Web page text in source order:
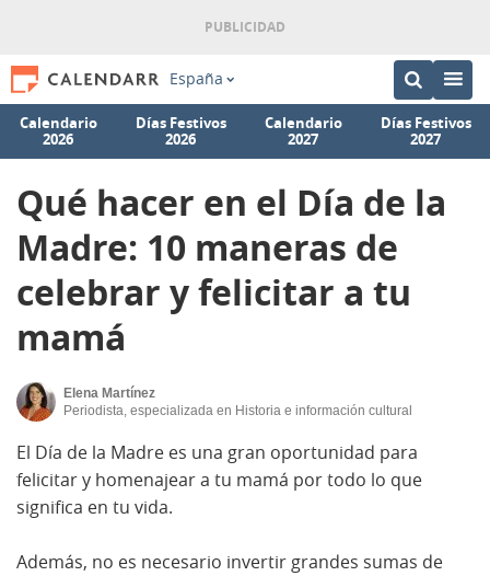
España
Calendario
2026
Días Festivos
2026
Calendario
2027
Días Festivos
2027
Qué hacer en el Día de la
Madre: 10 maneras de
celebrar y felicitar a tu
mamá
Elena Martínez
Periodista, especializada en Historia e información cultural
El Día de la Madre es una gran oportunidad para
felicitar y homenajear a tu mamá por todo lo que
significa en tu vida.
Además, no es necesario invertir grandes sumas de